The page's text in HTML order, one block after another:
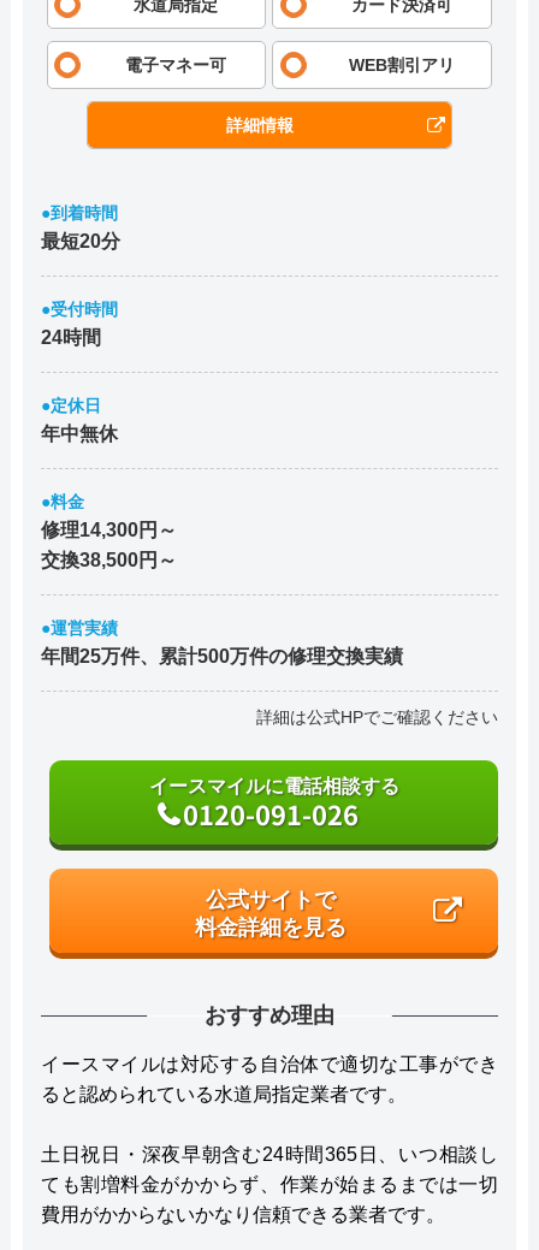
水道局指定 カード決済可
電子マネー可 WEB割引アリ
詳細情報
●到着時間
最短20分
●受付時間
24時間
●定休日
年中無休
●料金
修理14,300円～
交換38,500円～
●運営実績
年間25万件、累計500万件の修理交換実績
詳細は公式HPでご確認ください
イースマイルに電話相談する
0120-091-026
公式サイトで
料金詳細を見る
おすすめ理由
イースマイルは対応する自治体で適切な工事ができ
ると認められている水道局指定業者です。
土日祝日・深夜早朝含む24時間365日、いつ相談し
ても割増料金がかからず、作業が始まるまでは一切
費用がかからないかなり信頼できる業者です。